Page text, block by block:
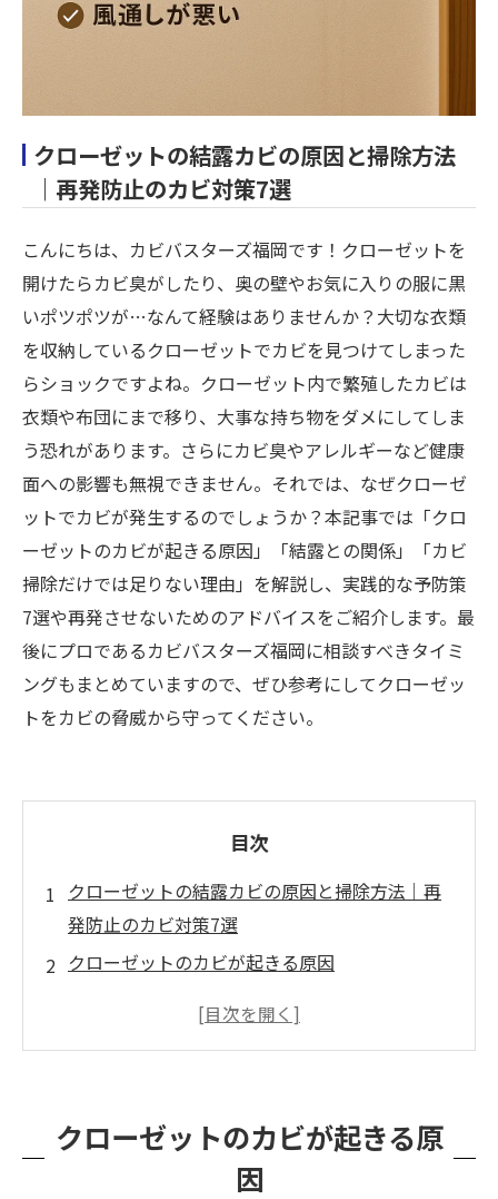
クローゼットの結露カビの原因と掃除方法
｜再発防止のカビ対策7選
こんにちは、カビバスターズ福岡です！クローゼットを
開けたらカビ臭がしたり、奥の壁やお気に入りの服に黒
いポツポツが…なんて経験はありませんか？大切な衣類
を収納しているクローゼットでカビを見つけてしまった
らショックですよね。クローゼット内で繁殖したカビは
衣類や布団にまで移り、大事な持ち物をダメにしてしま
う恐れがあります。さらにカビ臭やアレルギーなど健康
面への影響も無視できません。それでは、なぜクローゼ
ットでカビが発生するのでしょうか？本記事では「クロ
ーゼットのカビが起きる原因」「結露との関係」「カビ
掃除だけでは足りない理由」を解説し、実践的な予防策
7選や再発させないためのアドバイスをご紹介します。最
後にプロであるカビバスターズ福岡に相談すべきタイミ
ングもまとめていますので、ぜひ参考にしてクローゼッ
トをカビの脅威から守ってください。
目次
クローゼットの結露カビの原因と掃除方法｜再
発防止のカビ対策7選
クローゼットのカビが起きる原因
結露との関係 – クローゼット内の湿気とカビ
カビバスターズ福岡に相談すべきタイミング
クローゼットのカビが起きる原
因